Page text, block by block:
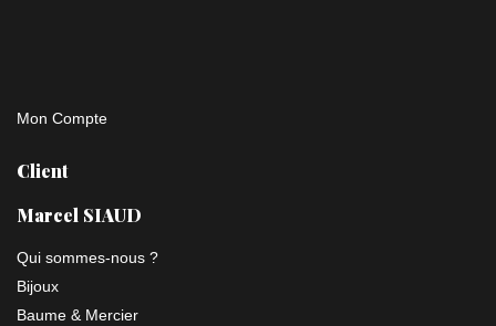
Mon Compte
Client
Marcel SIAUD
Qui sommes-nous ?
Bijoux
Baume & Mercier